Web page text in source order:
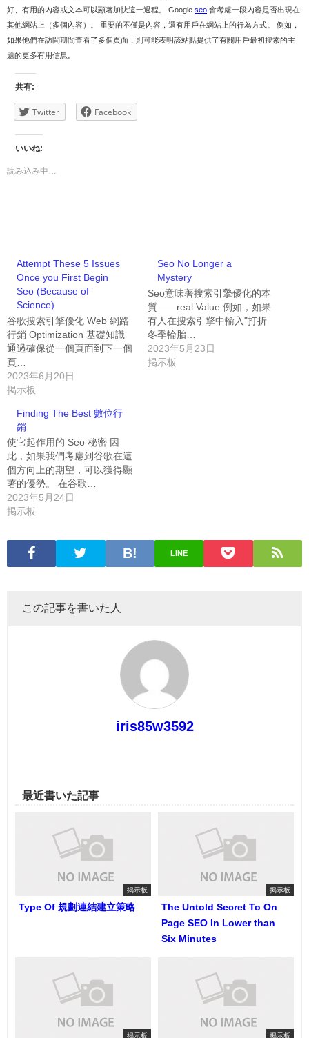
好、有用的內容或文本可以顯著加快這一過程。 Google seo 會考慮一段內容是否出現在
其他網站上（多個內容）。 重要的不僅是內容，還有用戶在網站上的行為方式。 例如，
如果他們在訪問期間查看了多個頁面，則可能表明該站點提供了有關用戶最初搜索的主
題的更多有用信息。
共有:
Twitter Facebook
いいね:
読み込み中…
Attempt These 5 Issues
Once you First Begin
Seo (Because of
Science)
谷歌搜索引擎優化 Web 網路
行銷 Optimization 基礎知識
通過確保從一個頁面到下一個
頁…
2023年6月20日
掲示板
Seo No Longer a
Mystery
Seo意味著搜索引擎優化的本
質——real Value 例如，如果
有人在搜索引擎中輸入"打折
冬季輪胎…
2023年5月23日
掲示板
Finding The Best 數位行
銷
使它起作用的 Seo 秘密 因
此，如果我們考慮到谷歌在這
個方向上的期望，可以獲得顯
著的優勢。 在谷歌…
2023年5月24日
掲示板
LINE
この記事を書いた人
iris85w3592
最近書いた記事
掲示板
Type Of 規劃連結建立策略
掲示板
The Untold Secret To On
Page SEO In Lower than
Six Minutes
掲示板 掲示板